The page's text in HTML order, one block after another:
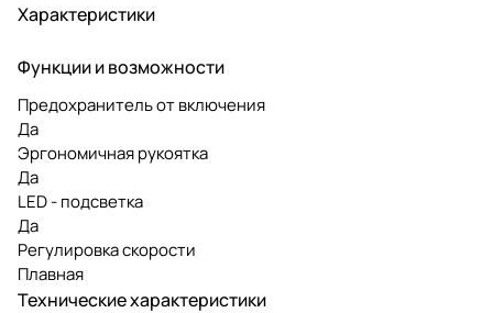
Характеристики
Функции и возможности
Предохранитель от включения
Да
Эргономичная рукоятка
Да
LED - подсветка
Да
Регулировка скорости
Плавная
Технические характеристики